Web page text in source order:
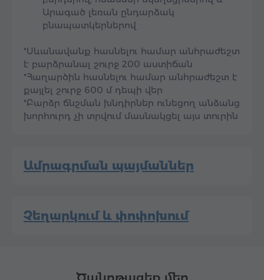
Արագած լեռան ընդարձակ
բնապատկերներով
*Սևանավանք հասնելու համար անհրաժեշտ
է բարձրանալ շուրջ 200 աստիճան
*Հաղարծին հասնելու համար անհրաժեշտ է
քայլել շուրջ 600 մ դեպի վեր
*Բարձր ճնշման խնդիրներ ունեցող անձանց
խորհուրդ չի տրվում մասնակցել այս տուրին
Ամրագրման պայմաններ
Չեղարկում և փոփոխում